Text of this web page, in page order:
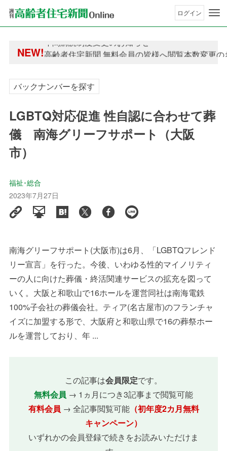
ログイン
NEW!高齢者住宅新聞 無料会員の皆様へ閲覧本数変更
高齢者住宅新聞 無料会員の皆様へ閲覧本数変更
バックナンバーを探す
LGBTQ対応促進 性自認に合わせて葬
儀 南海グリーフサポート（大阪
市）
福祉･総合
2023年7月27日
南海グリーフサポート(大阪市)は6月、「LGBTQフレンド
リー宣言」を行った。今後、いわゆる性的マイノリティ
ーの人に向けた葬儀・終活関連サービスの拡充を図って
いく。大阪と和歌山で16ホールを運営同社は南海電鉄
100%子会社の葬儀会社。ティア(名古屋市)のフランチャ
イズに加盟する形で、大阪府と和歌山県で16の葬祭ホー
ルを運営しており、年 ...
この記事は会員限定です。
無料会員 → 1ヵ月につき3記事まで閲覧可能
有料会員 → 全記事閲覧可能（初年度2カ月無料
キャンペーン）
いずれかの会員登録で続きをお読みいただけま